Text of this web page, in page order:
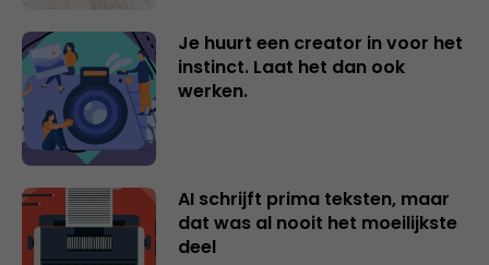
Je huurt een creator in voor het
instinct. Laat het dan ook
werken.
AI schrijft prima teksten, maar
dat was al nooit het moeilijkste
deel